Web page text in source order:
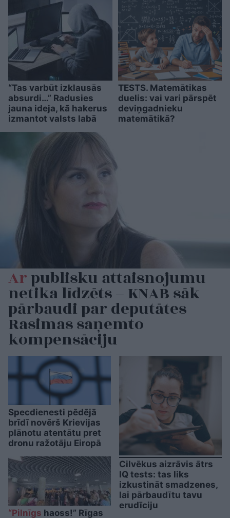
“Tas varbūt izklausās
absurdi…” Radusies
jauna ideja, kā hakerus
izmantot valsts labā
TESTS. Matemātikas
duelis: vai vari pārspēt
deviņgadnieku
matemātikā?
Arpublisku attaisnojumu
netika līdzēts – KNAB sāk
pārbaudi par deputātes
Rasimas saņemto
kompensāciju
Specdienesti pēdējā
brīdī novērš Krievijas
plānotu atentātu pret
dronu ražotāju Eiropā
“Pilnīgs haoss!” Rīgas
Cilvēkus aizrāvis ātrs
IQ tests: tas liks
izkustināt smadzenes,
lai pārbaudītu tavu
erudīciju